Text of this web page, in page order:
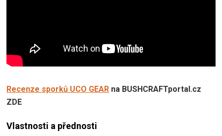
Recenze sporků UCO GEAR na BUSHCRAFTportal.cz
ZDE
Vlastnosti a přednosti